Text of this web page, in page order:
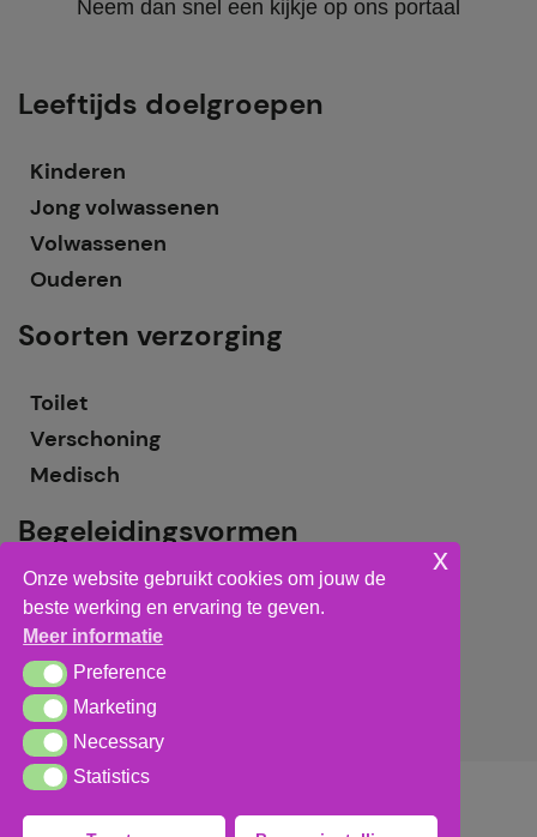
Neem dan snel een kijkje op ons portaal
Leeftijds doelgroepen
Kinderen
Jong volwassenen
Volwassenen
Ouderen
Soorten verzorging
Toilet
Verschoning
Medisch
Begeleidingsvormen
Grote groepsbegeleiding
Kleine groepsbegeleiding
Individuele begeleiding
cookieverklaring
Onze website gebruikt cookies om jouw de
beste werking en ervaring te geven.
Meer informatie
PreferencePreference
MarketingMarketing
NecessaryNecessary
StatisticsStatistics
x